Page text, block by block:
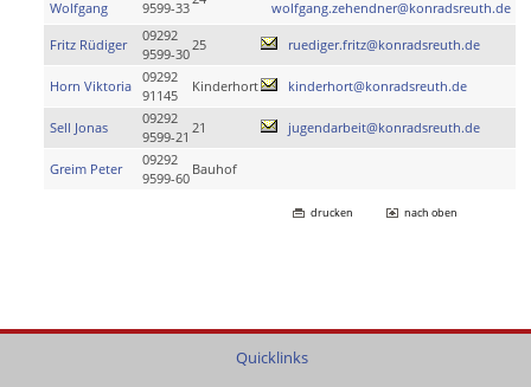
Wolfgang
9599-33
wolfgang.zehendner@konradsreuth.de
Fritz Rüdiger
09292
9599-30
25 ruediger.fritz@konradsreuth.de
Horn Viktoria
09292
91145
Kinderhort kinderhort@konradsreuth.de
Sell Jonas
09292
9599-21
21 jugendarbeit@konradsreuth.de
Greim Peter
09292
9599-60
Bauhof
drucken nach oben
Quicklinks